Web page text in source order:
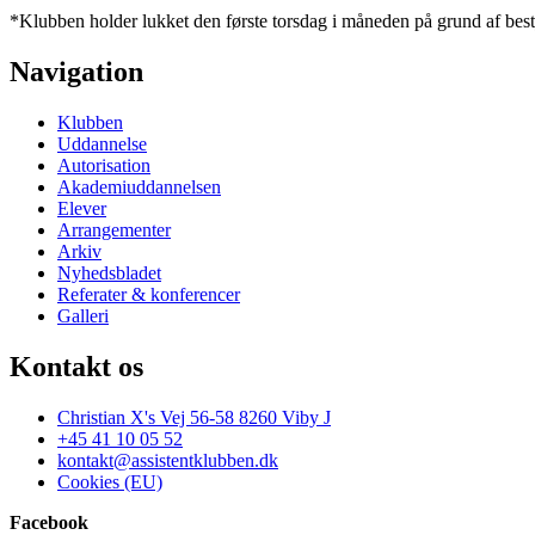
*Klubben holder lukket den første torsdag i måneden på grund af
Navigation
Klubben
Uddannelse
Autorisation
Akademiuddannelsen
Elever
Arrangementer
Arkiv
Nyhedsbladet
Referater & konferencer
Galleri
Kontakt os
Christian X's Vej 56-58 8260 Viby J
+45 41 10 05 52
kontakt@assistentklubben.dk
Cookies (EU)
Facebook